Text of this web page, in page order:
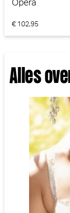
Opera
€ 102,95
Alles